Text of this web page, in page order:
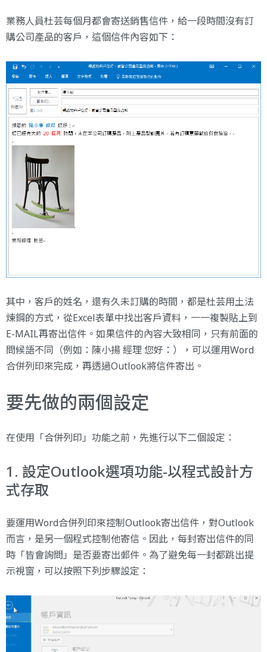
業務人員杜芸每個月都會寄送銷售信件，給一段時間沒有訂
購公司產品的客戶，這個信件內容如下：
其中，客戶的姓名，還有久未訂購的時間，都是杜芸用土法
煉鋼的方式，從Excel表單中找出客戶資料，一一複製貼上到
E-MAIL再寄出信件。如果信件的內容大致相同，只有前面的
問候語不同（例如：陳小揚 經理 您好：），可以運用Word
合併列印來完成，再透過Outlook將信件寄出。
要先做的兩個設定
在使用「合併列印」功能之前，先進行以下二個設定：
1. 設定Outlook選項功能-以程式設計方
式存取
要運用Word合併列印來控制Outlook寄出信件，對Outlook
而言，是另一個程式控制他寄信。因此，每封寄出信件的同
時「皆會詢問」是否要寄出郵件。為了避免每一封都跳出提
示視窗，可以按照下列步驟設定：